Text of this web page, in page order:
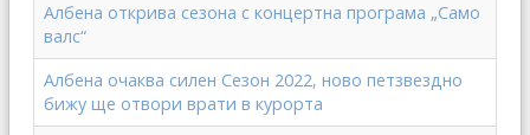
Албена открива сезона с концертна програма „Само
валс“
Албена очаква силен Сезон 2022, ново петзвездно
бижу ще отвори врати в курорта